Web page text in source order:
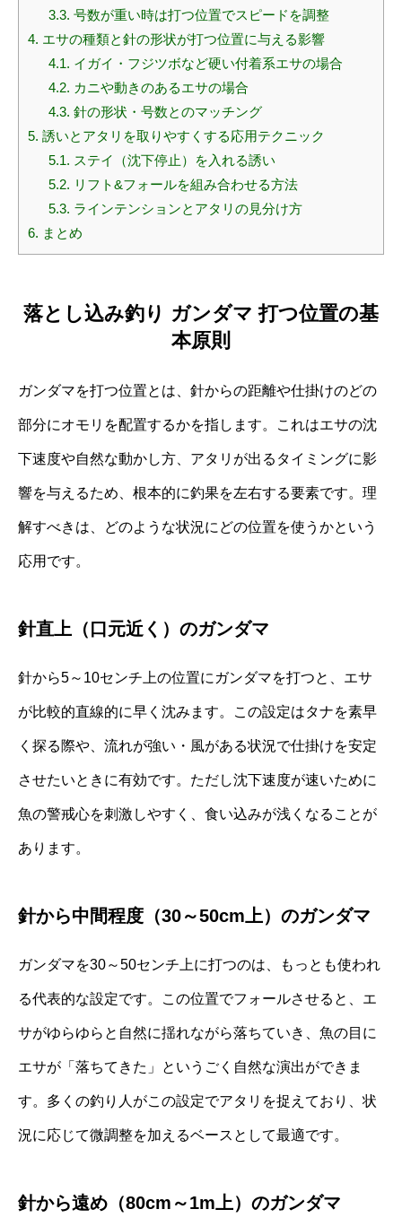
3.3. 号数が重い時は打つ位置でスピードを調整
4. エサの種類と針の形状が打つ位置に与える影響
4.1. イガイ・フジツボなど硬い付着系エサの場合
4.2. カニや動きのあるエサの場合
4.3. 針の形状・号数とのマッチング
5. 誘いとアタリを取りやすくする応用テクニック
5.1. ステイ（沈下停止）を入れる誘い
5.2. リフト&フォールを組み合わせる方法
5.3. ラインテンションとアタリの見分け方
6. まとめ
落とし込み釣り ガンダマ 打つ位置の基
本原則
ガンダマを打つ位置とは、針からの距離や仕掛けのどの
部分にオモリを配置するかを指します。これはエサの沈
下速度や自然な動かし方、アタリが出るタイミングに影
響を与えるため、根本的に釣果を左右する要素です。理
解すべきは、どのような状況にどの位置を使うかという
応用です。
針直上（口元近く）のガンダマ
針から5～10センチ上の位置にガンダマを打つと、エサ
が比較的直線的に早く沈みます。この設定はタナを素早
く探る際や、流れが強い・風がある状況で仕掛けを安定
させたいときに有効です。ただし沈下速度が速いために
魚の警戒心を刺激しやすく、食い込みが浅くなることが
あります。
針から中間程度（30～50cm上）のガンダマ
ガンダマを30～50センチ上に打つのは、もっとも使われ
る代表的な設定です。この位置でフォールさせると、エ
サがゆらゆらと自然に揺れながら落ちていき、魚の目に
エサが「落ちてきた」というごく自然な演出ができま
す。多くの釣り人がこの設定でアタリを捉えており、状
況に応じて微調整を加えるベースとして最適です。
針から遠め（80cm～1m上）のガンダマ